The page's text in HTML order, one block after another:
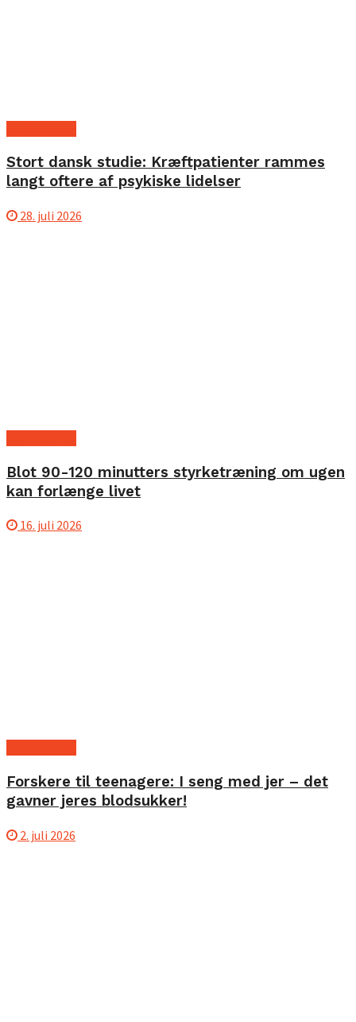
Stort dansk studie: Kræftpatienter rammes
langt oftere af psykiske lidelser
28. juli 2026
Blot 90-120 minutters styrketræning om ugen
kan forlænge livet
16. juli 2026
Forskere til teenagere: I seng med jer – det
gavner jeres blodsukker!
2. juli 2026